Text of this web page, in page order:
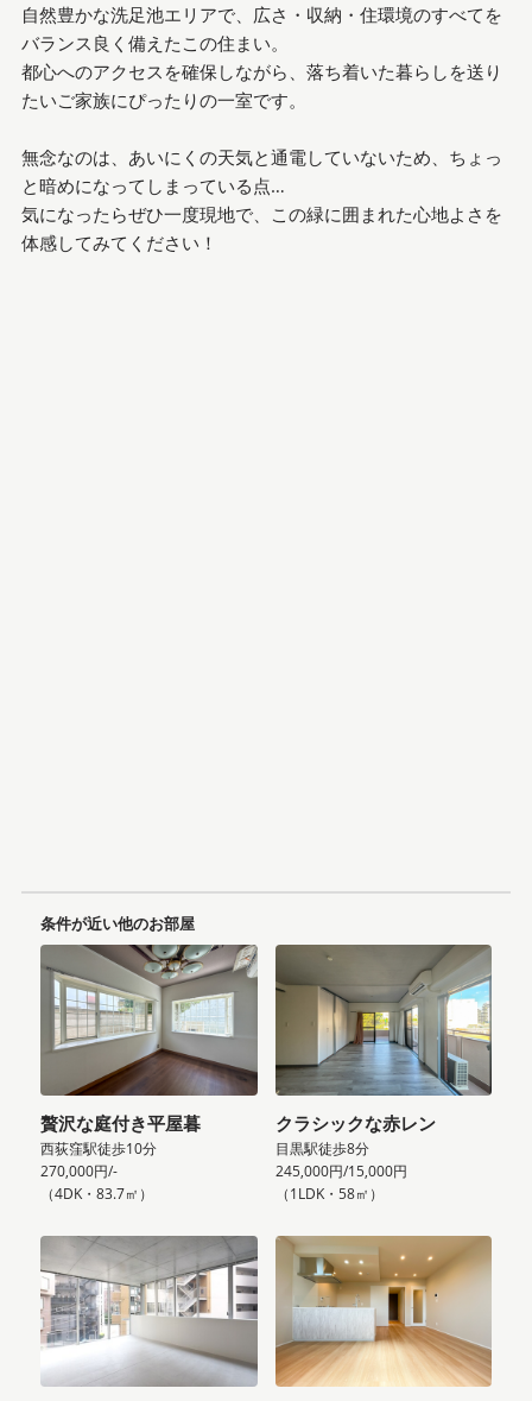
自然豊かな洗足池エリアで、広さ・収納・住環境のすべてを
バランス良く備えたこの住まい。
都心へのアクセスを確保しながら、落ち着いた暮らしを送り
たいご家族にぴったりの一室です。
無念なのは、あいにくの天気と通電していないため、ちょっ
と暗めになってしまっている点…
気になったらぜひ一度現地で、この緑に囲まれた心地よさを
体感してみてください！
条件が近い他のお部屋
贅沢な庭付き平屋暮
西荻窪駅徒歩10分
270,000円/-
（4DK・83.7㎡）
クラシックな赤レン
目黒駅徒歩8分
245,000円/15,000円
（1LDK・58㎡）